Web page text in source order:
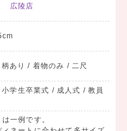
広陵店
あり / 着物のみ / 二尺
学生卒業式 / 成人式 / 教員
一例です。